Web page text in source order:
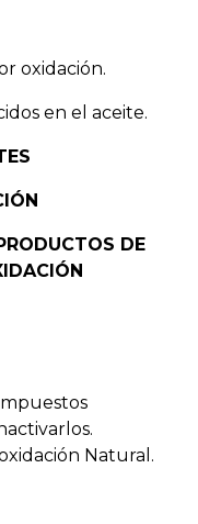
oxidación.
en el aceite.
DE
Natural.